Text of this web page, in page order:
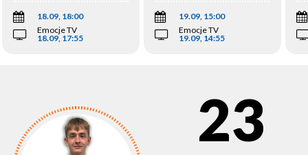
18.09, 18:00
Emocje TV
18.09, 17:55
19.09, 15:00
Emocje TV
19.09, 14:55
23